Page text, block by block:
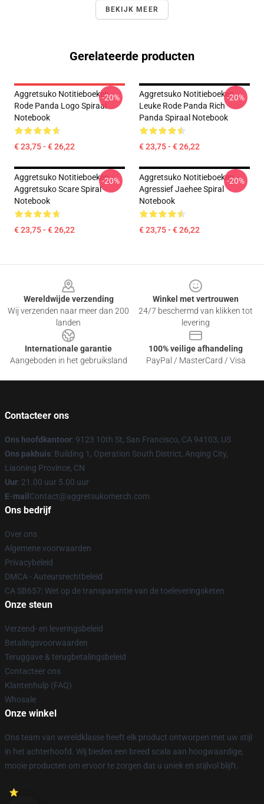
BEKIJK MEER
Gerelateerde producten
Aggretsuko Notitieboeken -
Rode Panda Logo Spiraal
Notebook
€ 23,75 - € 26,22
-20%
Aggretsuko Notitieboeken -
Leuke Rode Panda Rich
Panda Spiraal Notebook
€ 23,75 - € 26,22
-20%
Aggretsuko Notitieboeken -
Aggretsuko Scare Spiral
Notebook
€ 23,75 - € 26,22
-20%
Aggretsuko Notitieboeken -
Agressief Jaehee Spiral
Notebook
€ 23,75 - € 26,22
-20%
Wereldwijde verzending
Wij verzenden naar meer dan 200
landen
Winkel met vertrouwen
24/7 beschermd van klikken tot
levering
Internationale garantie
Aangeboden in het gebruiksland
100% veilige afhandeling
PayPal / MasterCard / Visa
Contacteer ons
Ons hoofdkantoor: 9123 10th St, San Francisco, CA 94103, US
Ons pakhuis: Building 1, Operation South District, Anqing City,
Liaoning Province, CN
Uur: 21.00 uur 5.00 uur
E-mail Contact@aggretsukomerch.com
Ons bedrijf
Over ons
Algemene voorwaarden
Privacybeleid
DMCA - Auteursrechtbeleid
CA SB657: Wet op de transparantie van de toeleveringsketen
Onze steun
Verzend- en leveringsbeleid
Betalingsvoorwaarden
Teruggave & terugbetalingsbeleid
Contacteer ons
Klantenhulp (FAQ)
Whosale
Onze winkel
Ons team van wereldklasse heeft elk product ontworpen met uw stijl
in het achterhoofd. Wij bieden een breed scala aan hoogwaardige,
mooie producten om ervoor te zorgen dat u uniek en stijlvol blijft.